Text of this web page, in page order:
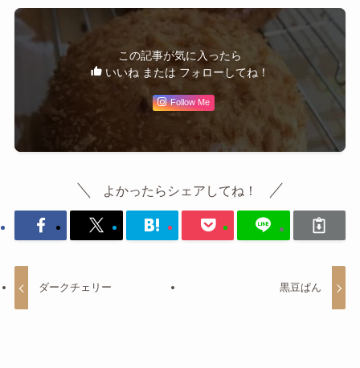
この記事が気に入ったら
いいね または フォローしてね！
Follow Me
よかったらシェアしてね！
ダークチェリー 黒豆ぱん